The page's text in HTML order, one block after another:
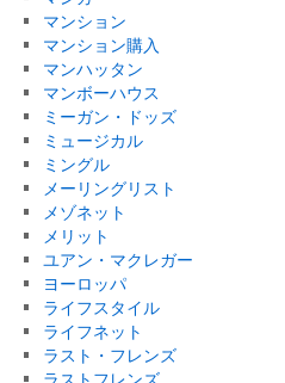
マンション
マンション購入
マンハッタン
マンボーハウス
ミーガン・ドッズ
ミュージカル
ミングル
メーリングリスト
メゾネット
メリット
ユアン・マクレガー
ヨーロッパ
ライフスタイル
ライフネット
ラスト・フレンズ